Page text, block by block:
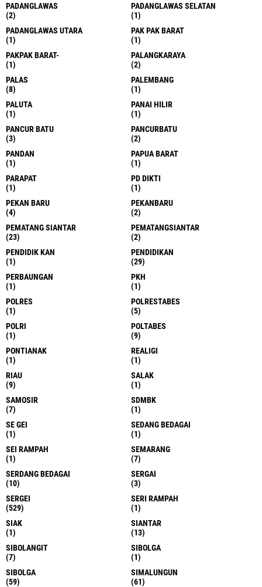
PADANGLAWAS
(2)
PADANGLAWAS SELATAN
(1)
PADANGLAWAS UTARA
(1)
PAK PAK BARAT
(1)
PAKPAK BARAT-
(1)
PALANGKARAYA
(2)
PALAS
(8)
PALEMBANG
(1)
PALUTA
(1)
PANAI HILIR
(1)
PANCUR BATU
(3)
PANCURBATU
(2)
PANDAN
(1)
PAPUA BARAT
(1)
PARAPAT
(1)
PD DIKTI
(1)
PEKAN BARU
(4)
PEKANBARU
(2)
PEMATANG SIANTAR
(23)
PEMATANGSIANTAR
(2)
PENDIDIK KAN
(1)
PENDIDIKAN
(29)
PERBAUNGAN
(1)
PKH
(1)
POLRES
(1)
POLRESTABES
(5)
POLRI
(1)
POLTABES
(9)
PONTIANAK
(1)
REALIGI
(1)
RIAU
(9)
SALAK
(1)
SAMOSIR
(7)
SDMBK
(1)
SE GEI
(1)
SEDANG BEDAGAI
(1)
SEI RAMPAH
(1)
SEMARANG
(7)
SERDANG BEDAGAI
(10)
SERGAI
(3)
SERGEI
(529)
SERI RAMPAH
(1)
SIAK
(1)
SIANTAR
(13)
SIBOLANGIT
(7)
SIBOLGA
(1)
SIBOLGA
(59)
SIMALUNGUN
(61)